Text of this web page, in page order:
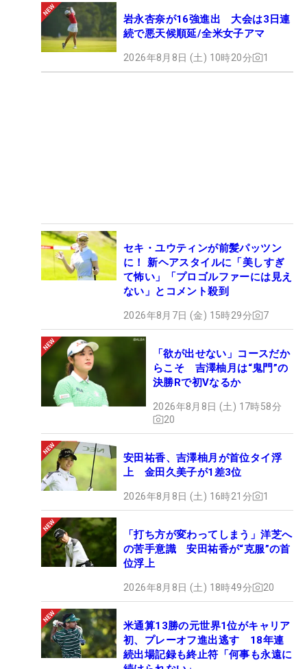
岩永杏奈が16強進出 大会は3日連
続で悪天候順延/全米女子アマ
2026年8月8日 (土) 10時20分 1
セキ・ユウティンが前髪パッツン
に！ 新ヘアスタイルに「美しすぎ
て怖い」「プロゴルファーには見え
ない」とコメント殺到
2026年8月7日 (金) 15時29分 7
「欲が出せない」コースだか
らこそ 吉澤柚月は“鬼門”の
決勝Rで初Vなるか
2026年8月8日 (土) 17時58分
20
安田祐香、吉澤柚月が首位タイ浮
上 金田久美子が1差3位
2026年8月8日 (土) 16時21分 1
「打ち方が変わってしまう」洋芝へ
の苦手意識 安田祐香が“克服”の首
位浮上
2026年8月8日 (土) 18時49分 20
米通算13勝の元世界1位がキャリア
初、プレーオフ進出逃す 18年連
続出場記録も終止符「何事も永遠に